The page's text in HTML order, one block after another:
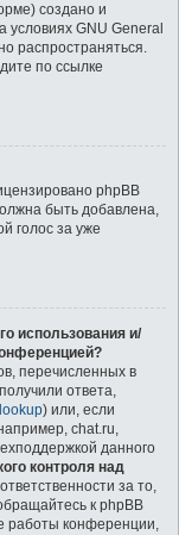
создано и
условиях GNU General
распространяться.
по ссылке
phpBB
быть добавлена,
голос за уже
использования и/
перечисленных в
ответа,
) или, если
chat.ru,
данного
контроля над
за то,
к phpBB
работы конференции,